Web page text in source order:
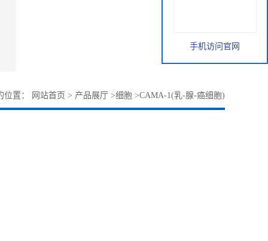
位置： 网站首页 > 产品展厅 >细胞 >CAMA-1(乳-腺-癌细胞)
手机访问官网